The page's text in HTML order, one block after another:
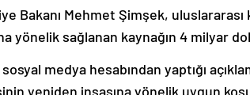
Bakanı Mehmet Şimşek,
yönelik sağlanan kaynağın 4 milyar
medya hesabından yaptığı
yeniden inşasına yönelik uygun